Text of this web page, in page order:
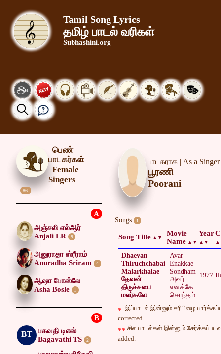
Tamil Song Lyrics
தமிழ் பாடல் வரிகள்
Subhashini.org
பெண்
பாடகர்கள்
Female
Singers
86
A
அஞ்சலி எல்ஆர்
Anjali LR
9
அனுராதா ஸ்ரீராம்
Anuradha Sriram
4
ஆஷா போஸ்லே
Asha Bosle
1
B
BT
பகவதி டிஎஸ்
Bagavathi TS
2
பாடகராக | As a Singer
பூரணி
Poorani
Songs 1
Song Title
Movie
Name
Year
Dhaevan
Thiruchchabai
Malarkhalae
தேவன்
திருச்சபை
மலர்களே
Avar
Enakkae
Sondham
அவர்
எனக்கே
சொந்தம்
1977
* இப்பாடல் இன்னும் சரிபிழை
corrected.
** சில பாடல்கள் இன்னும்
added.